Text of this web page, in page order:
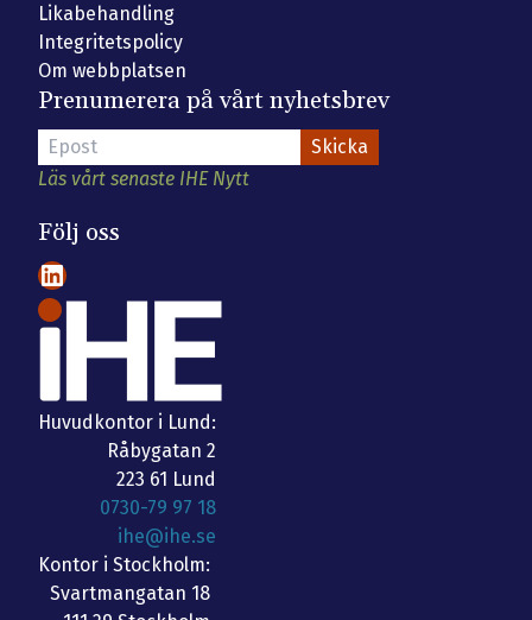
Likabehandling
Integritetspolicy
Om webbplatsen
Prenumerera på vårt nyhetsbrev
Läs vårt senaste IHE Nytt
Följ oss
LinkedIn
Huvudkontor i Lund:
Råbygatan 2
223 61 Lund
0730-79 97 18
ihe@ihe.se
Kontor i Stockholm:
Svartmangatan 18